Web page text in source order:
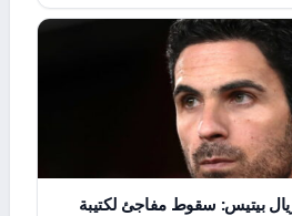
بيتيس: سقوط مفاجئ لكتيبة